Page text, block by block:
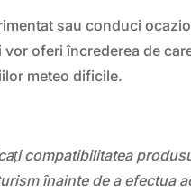
sau conduci
oferi încrederea de
meteo dificile.
compatibilitatea
înainte de a efectua